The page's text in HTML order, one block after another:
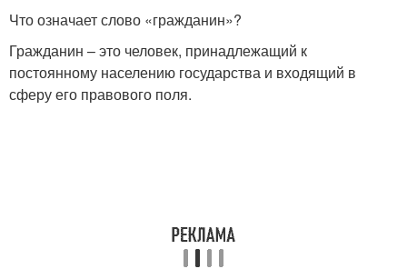
Что означает слово «гражданин»?
Гражданин – это человек, принадлежащий к
постоянному населению государства и входящий в
сферу его правового поля.